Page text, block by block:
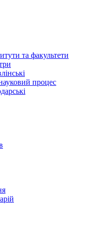
та факультети
процес